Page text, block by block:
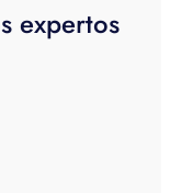
expertos